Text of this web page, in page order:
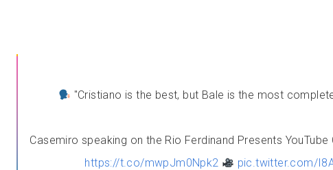
"Cristiano is the best, but Bale is the most
Casemiro speaking on the Rio Ferdinand Presents YouTube
https://t.co/mwpJm0Npk2
pic.twitter.com/